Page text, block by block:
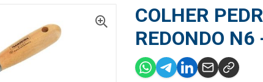
COLHER
REDONDO